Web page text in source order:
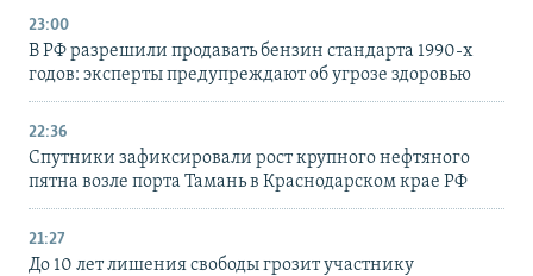
23:00
В РФ разрешили продавать бензин стандарта 1990-х
годов: эксперты предупреждают об угрозе здоровью
22:36
Спутники зафиксировали рост крупного нефтяного
пятна возле порта Тамань в Краснодарском крае РФ
21:27
До 10 лет лишения свободы грозит участнику